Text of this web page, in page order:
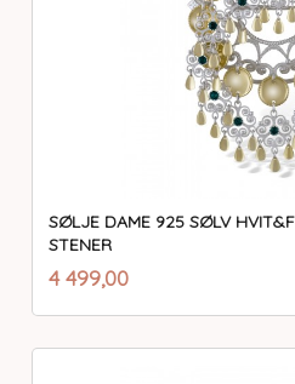
SØLJE DAME 925 SØLV
STENER
Pris
4 499,00mva.